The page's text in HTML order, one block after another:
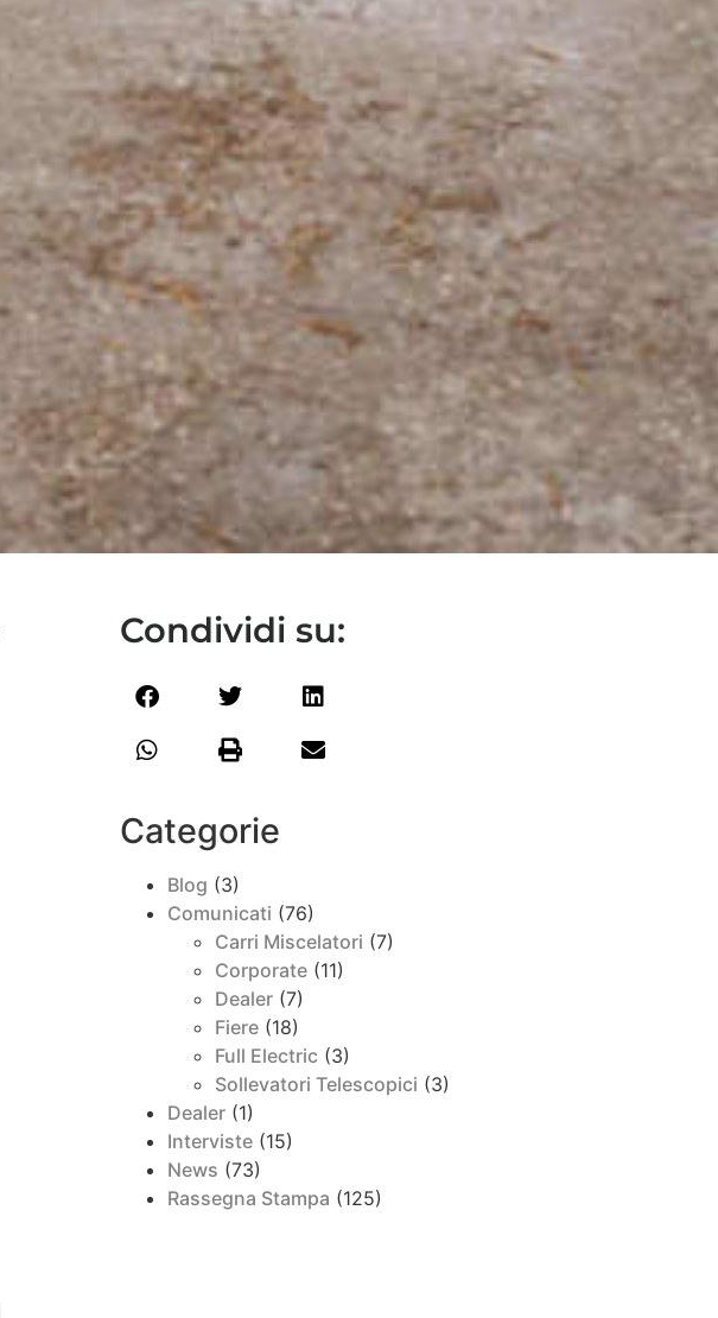
Condividi su:
Categorie
Blog (3)
Comunicati (76)
Carri Miscelatori (7)
Corporate (11)
Dealer (7)
Fiere (18)
Full Electric (3)
Sollevatori Telescopici (3)
Dealer (1)
Interviste (15)
News (73)
Rassegna Stampa (125)